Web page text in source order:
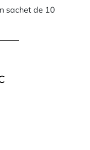
sachet de 10